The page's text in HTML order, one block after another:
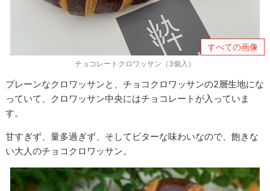
すべての画像
チョコレートクロワッサン（3個入）
プレーンなクロワッサンと、チョコクロワッサンの2層生地にな
っていて、クロワッサン中央にはチョコレートが入っていま
す。
甘すぎず、量多過ぎず、そしてビターな味わいなので、飽きな
い大人のチョコクロワッサン。